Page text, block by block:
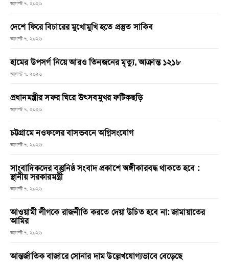
আগস্ট ৭, ২০২৬
দেশে ফিরে বিচারের মুখোমুখি হতে প্রস্তুত সাকিব
আগস্ট ৭, ২০২৬
হামের উপসর্গ নিয়ে আরও তিনজনের মৃত্যু, আক্রান্ত ১২১৮
আগস্ট ৭, ২০২৬
প্রধানমন্ত্রীর সফর ঘিরে উৎসবমুখর ফটিকছড়ি
আগস্ট ৭, ২০২৬
চট্টগ্রামে নওফলের বাসভবনে অগ্নিসংযোগ
আগস্ট ৭, ২০২৬
সাংবাদিকদের বস্তুনিষ্ঠ সংবাদ প্রকাশে অঙ্গীকারবদ্ধ থাকতে হবে :
স্থানীয় সরকারমন্ত্রী
আগস্ট ৭, ২০২৬
আওয়ামী লীগকে রাজনীতি করতে দেয়া উচিত হবে না: জামায়াতের
আমির
আগস্ট ৭, ২০২৬
আন্তর্জাতিক বাজারে সোনার দাম উল্লেখযোগ্যভাবে বেড়েছে